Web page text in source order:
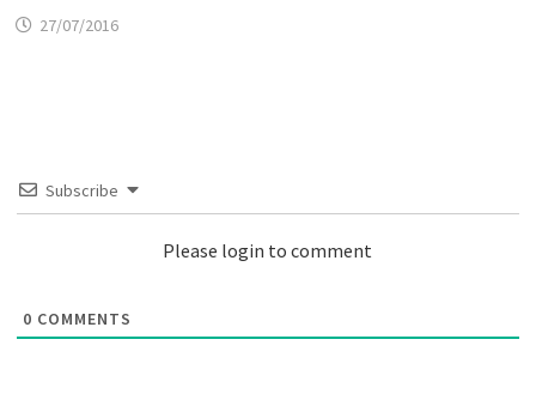
27/07/2016
Subscribe
Please login to comment
0 COMMENTS